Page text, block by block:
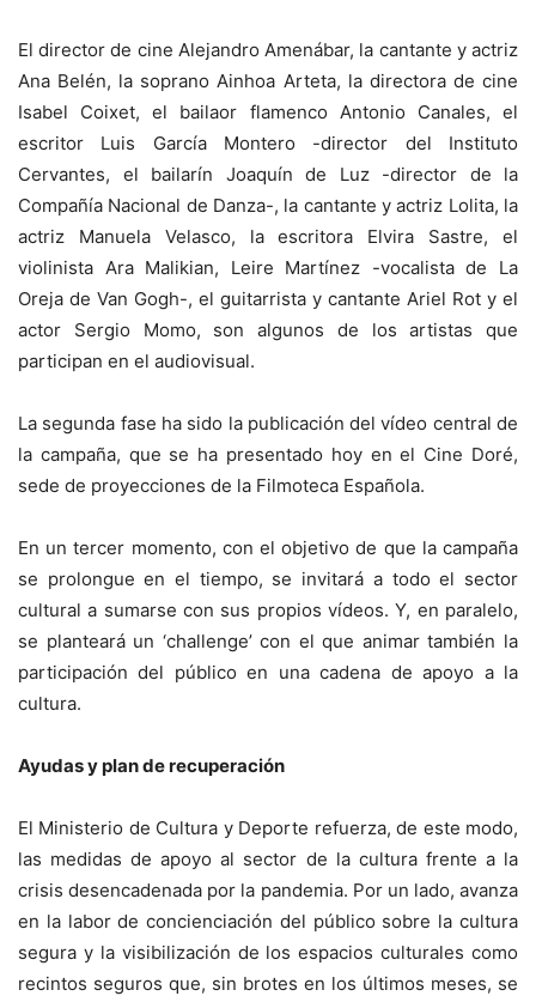
El director de cine Alejandro Amenábar, la cantante y actriz
Ana Belén, la soprano Ainhoa Arteta, la directora de cine
Isabel Coixet, el bailaor flamenco Antonio Canales, el
escritor Luis García Montero -director del Instituto
Cervantes, el bailarín Joaquín de Luz -director de la
Compañía Nacional de Danza-, la cantante y actriz Lolita, la
actriz Manuela Velasco, la escritora Elvira Sastre, el
violinista Ara Malikian, Leire Martínez -vocalista de La
Oreja de Van Gogh-, el guitarrista y cantante Ariel Rot y el
actor Sergio Momo, son algunos de los artistas que
participan en el audiovisual.
La segunda fase ha sido la publicación del vídeo central de
la campaña, que se ha presentado hoy en el Cine Doré,
sede de proyecciones de la Filmoteca Española.
En un tercer momento, con el objetivo de que la campaña
se prolongue en el tiempo, se invitará a todo el sector
cultural a sumarse con sus propios vídeos. Y, en paralelo,
se planteará un ‘challenge’ con el que animar también la
participación del público en una cadena de apoyo a la
cultura.
Ayudas y plan de recuperación
El Ministerio de Cultura y Deporte refuerza, de este modo,
las medidas de apoyo al sector de la cultura frente a la
crisis desencadenada por la pandemia. Por un lado, avanza
en la labor de concienciación del público sobre la cultura
segura y la visibilización de los espacios culturales como
recintos seguros que, sin brotes en los últimos meses, se